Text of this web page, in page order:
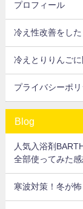
プロフィール
冷え性改善をし
冷えとりりんご
プライバシーポリ
Blog
人気入浴剤
全部使ってみた感
寒波対策！冬が